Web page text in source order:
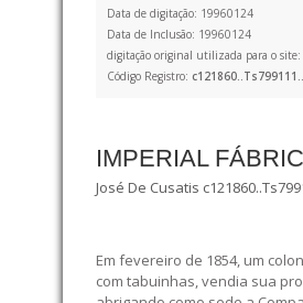
Data de digitação: 19960124
Data de Inclusão: 19960124
digitação original utilizada para o
Código Registro:
IMPERIAL
José De Cusatis
Em fevereiro de 1854, um
com tabuinhas, vendia sua